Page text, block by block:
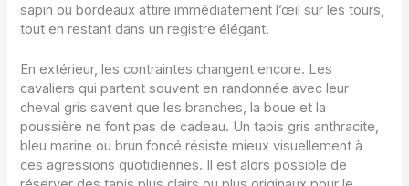
sapin ou bordeaux attire immédiatement l’œil sur les tours,
tout en restant dans un registre élégant.
En extérieur, les contraintes changent encore. Les
cavaliers qui partent souvent en randonnée avec leur
cheval gris savent que les branches, la boue et la
poussière ne font pas de cadeau. Un tapis gris anthracite,
bleu marine ou brun foncé résiste mieux visuellement à
ces agressions quotidiennes. Il est alors possible de